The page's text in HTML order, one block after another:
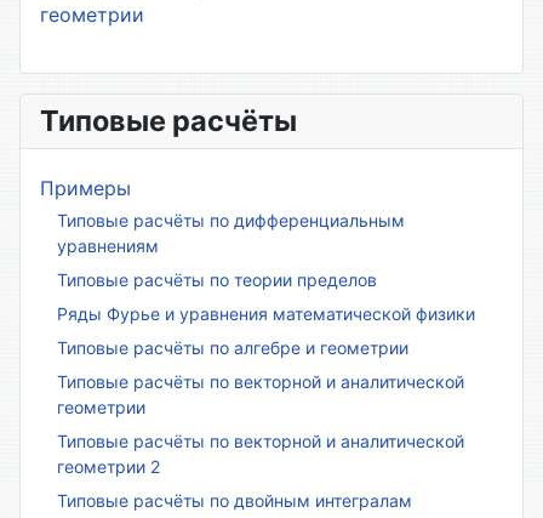
геометрии
Типовые расчёты
Примеры
Типовые расчёты по дифференциальным
уравнениям
Типовые расчёты по теории пределов
Ряды Фурье и уравнения математической физики
Типовые расчёты по алгебре и геометрии
Типовые расчёты по векторной и аналитической
геометрии
Типовые расчёты по векторной и аналитической
геометрии 2
Типовые расчёты по двойным интегралам